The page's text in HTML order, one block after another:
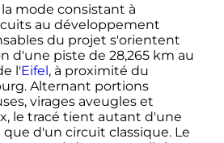
mode consistant à
au développement
du projet s'orientent
d'une piste de 28,265 km au
l'Eifel, à proximité du
Alternant portions
virages aveugles et
le tracé tient autant d'une
que d'un circuit classique. Le